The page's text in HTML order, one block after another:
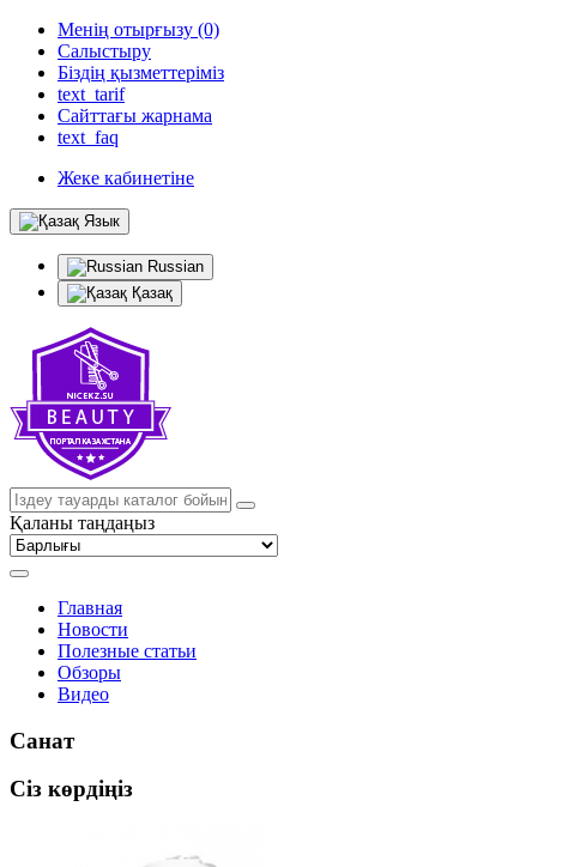
Менің отырғызу (0)
Салыстыру
Біздің қызметтеріміз
text_tarif
Сайттағы жарнама
text_faq
Жеке кабинетіне
Язык
Russian
Қазақ
Қаланы таңдаңыз
Главная
Новости
Полезные статьи
Обзоры
Видео
Санат
Сіз көрдіңіз